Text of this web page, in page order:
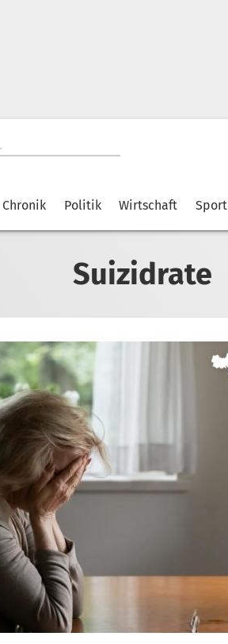
Chronik Politik Wirtschaft Sport
Suizidrate